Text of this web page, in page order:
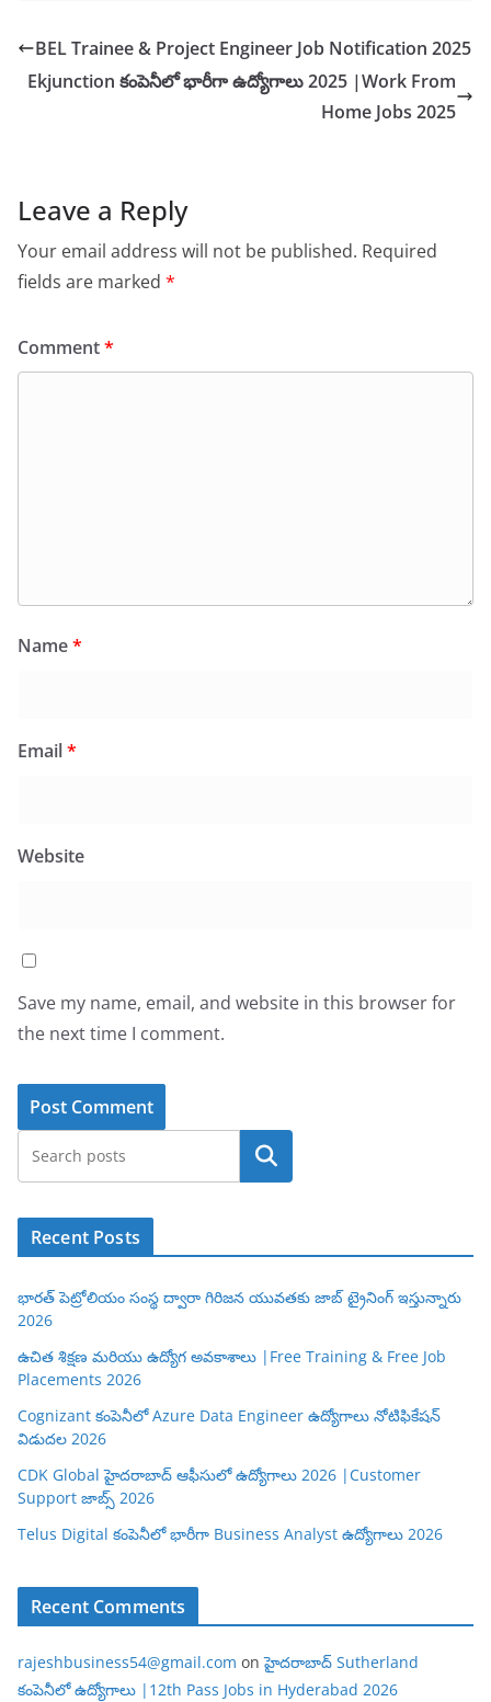
BEL Trainee & Project Engineer Job Notification 2025
Ekjunction కంపెనీలో భారీగా ఉద్యోగాలు 2025 |Work From
Home Jobs 2025
Leave a Reply
Your email address will not be published. Required
fields are marked *
Comment*
Name*
Email*
Website
Save my name, email, and website in this browser for
the next time I comment.
Search
Recent Posts
భారత్ పెట్రోలియం సంస్థ ద్వారా గిరిజన యువతకు జాబ్ ట్రైనింగ్ ఇస్తున్నారు
2026
ఉచిత శిక్షణ మరియు ఉద్యోగ అవకాశాలు |Free Training & Free Job
Placements 2026
Cognizant కంపెనీలో Azure Data Engineer ఉద్యోగాలు నోటిఫికేషన్
విడుదల 2026
CDK Global హైదరాబాద్ ఆఫీసులో ఉద్యోగాలు 2026 |Customer
Support జాబ్స్ 2026
Telus Digital కంపెనీలో భారీగా Business Analyst ఉద్యోగాలు 2026
Recent Comments
rajeshbusiness54@gmail.com onహైదరాబాద్ Sutherland
కంపెనీలో ఉద్యోగాలు |12th Pass Jobs in Hyderabad 2026